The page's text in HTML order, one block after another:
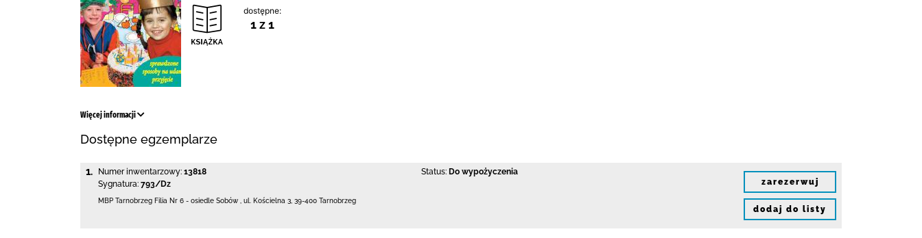
dostępne:
1 z 1
Więcej informacji
Dostępne egzemplarze
1. Numer inwentarzowy: 13818
Sygnatura: 793/Dz
Status: Do wypożyczenia
MBP Tarnobrzeg Filia Nr 6 - osiedle Sobów ul. Kościelna 3 39-400 Tarnobrzeg
zarezerwuj
dodaj do listy